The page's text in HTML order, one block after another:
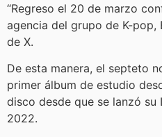
“Regreso el 20 de marzo
agencia del grupo de K-pop,
de X.
De esta manera, el septeto
primer álbum de estudio
disco desde que se lanzó su
2022.